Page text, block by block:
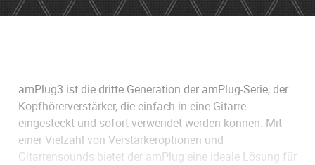
amPlug3 ist die dritte Generation der amPlug-Serie, der
Kopfhörerverstärker, die einfach in eine Gitarre
eingesteckt und sofort verwendet werden können. Mit
einer Vielzahl von Verstärkeroptionen und
Gitarrensounds bietet der amPlug eine ideale Lösung für